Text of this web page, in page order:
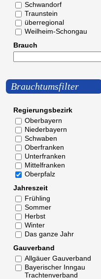
Schwandorf
Traunstein
überregional
Weilheim-Schongau
Brauch
Brauchtumsfilter
Regierungsbezirk
Oberbayern
Niederbayern
Schwaben
Oberfranken
Unterfranken
Mittelfranken
Oberpfalz
Jahreszeit
Frühling
Sommer
Herbst
Winter
Das ganze Jahr
Gauverband
Allgäuer Gauverband
Bayerischer Inngau
Trachtenverband